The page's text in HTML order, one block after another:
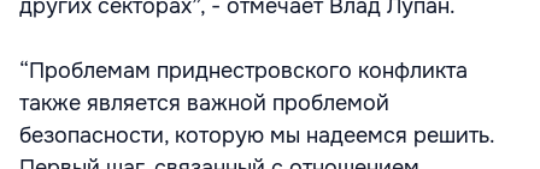
других секторах”, - отмечает Влад Лупан.
“Проблемам приднестровского конфликта
также является важной проблемой
безопасности, которую мы надеемся решить.